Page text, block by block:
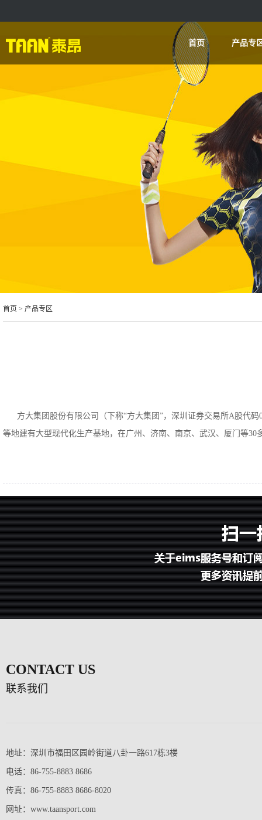
首页 产品专
首页 > 产品专区
方大集团股份有限公司（下称“方大集团”，深圳证券交易所A股代码
等地建有大型现代化生产基地，在广州、济南、南京、武汉、厦门等
CONTACT US
联系我们
地址：深圳市福田区园岭街道八卦一路617栋3楼
电话：86-755-8883 8686
传真：86-755-8883 8686-8020
网址：www.taansport.com